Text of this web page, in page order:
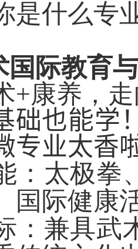
是什么专
国际教育
+康养，
础也能学
专业太香
：太极拳
国际健康
：兼具武